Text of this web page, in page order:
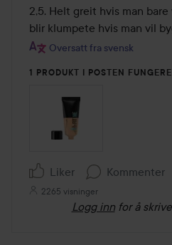
av
5
2,5. Helt greit hvis man
blir klumpete hvis man vil
Oversatt fra svensk
1 PRODUKT I POSTEN
Liker Kommenter
2265 visninger
Logg inn for å